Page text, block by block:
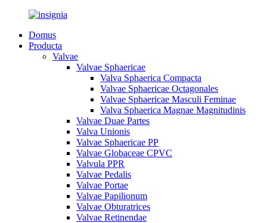
Domus
Producta
Valvae
Valvae Sphaericae
Valva Sphaerica Compacta
Valvae Sphaericae Octagonales
Valvae Sphaericae Masculi Feminae
Valva Sphaerica Magnae Magnitudinis
Valvae Duae Partes
Valva Unionis
Valvae Sphaericae PP
Valvae Globaceae CPVC
Valvula PPR
Valvae Pedalis
Valvae Portae
Valvae Papilionum
Valvae Obturatrices
Valvae Retinendae